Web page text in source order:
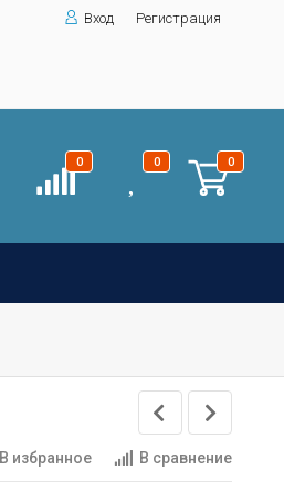
Вход Регистрация
0 0 0
В избранное В сравнение